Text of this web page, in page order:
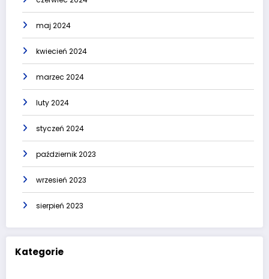
maj 2024
kwiecień 2024
marzec 2024
luty 2024
styczeń 2024
październik 2023
wrzesień 2023
sierpień 2023
Kategorie